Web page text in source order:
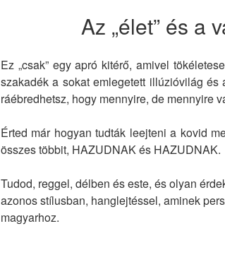
Az „élet” és a
Ez „csak” egy apró kitérő, amivel
szakadék a sokat emlegetett illúzióvilág és
ráébredhetsz, hogy mennyire, de mennyire
Érted már hogyan tudták leejteni a kovid
összes többit, HAZUDNAK és HAZUDNAK.
Tudod, reggel, délben és este, és olyan
azonos stílusban, hanglejtéssel, aminek
magyarhoz.